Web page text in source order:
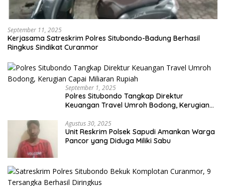
September 11, 2025
Kerjasama Satreskrim Polres Situbondo-Badung Berhasil
Ringkus Sindikat Curanmor
September 1, 2025
Polres Situbondo Tangkap Direktur
Keuangan Travel Umroh Bodong, Kerugian
Agustus 30, 2025
Unit Reskrim Polsek Sapudi Amankan Warga
Pancor yang Diduga Miliki Sabu